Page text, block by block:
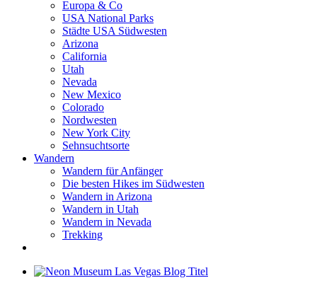
Europa & Co
USA National Parks
Städte USA Südwesten
Arizona
California
Utah
Nevada
New Mexico
Colorado
Nordwesten
New York City
Sehnsuchtsorte
Wandern
Wandern für Anfänger
Die besten Hikes im Südwesten
Wandern in Arizona
Wandern in Utah
Wandern in Nevada
Trekking
Zeige